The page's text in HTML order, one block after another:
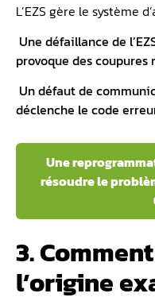
L’EZS gère le système
Une défaillance de
provoque des coupures
Un défaut de
déclenche le code
Une
résoudre le
3.
l’origine